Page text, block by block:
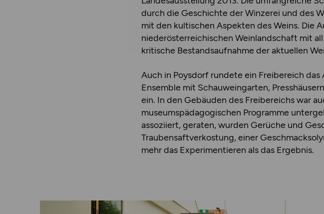
durch die Geschichte der Winzerei und des
mit den kultischen Aspekten des Weins. Die
niederösterreichischen Weinlandschaft mit
kritische Bestandsaufnahme der aktuellen
Auch in Poysdorf rundete ein Freibereich
Ensemble mit Schauweingarten,
ein. In den Gebäuden des Freibereichs war
museumspädagogischen Programme
assoziiert, geraten, wurden Gerüche und
Traubensaftverkostung, einer
mehr das Experimentieren als das Ergebnis.